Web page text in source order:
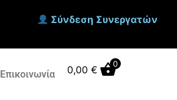
Σύνδεση Συνεργατών
Επικοινωνία 0,00 € 0